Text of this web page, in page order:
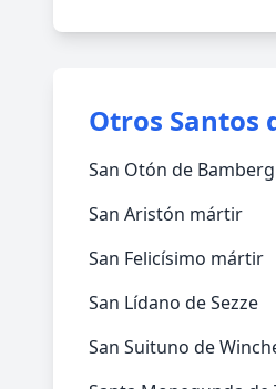
Otros Santos
San Otón de Bamberg
San Aristón mártir
San Felicísimo mártir
San Lídano de Sezze
San Suituno de